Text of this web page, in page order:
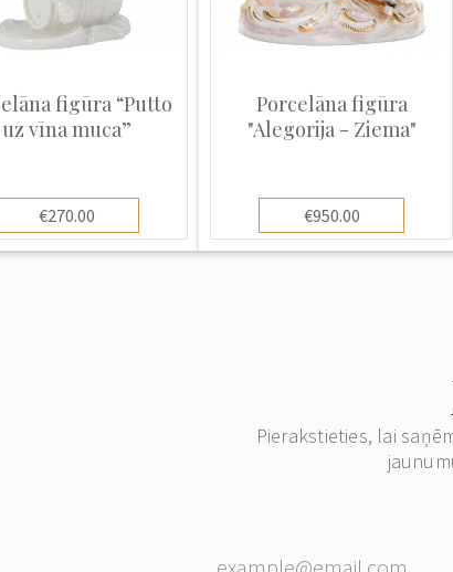
figūra “Putto
uz vīna muca”
€270.00
Porcelāna figūra
"Alegorija - Ziema"
€950.00
Pierakstieties, lai